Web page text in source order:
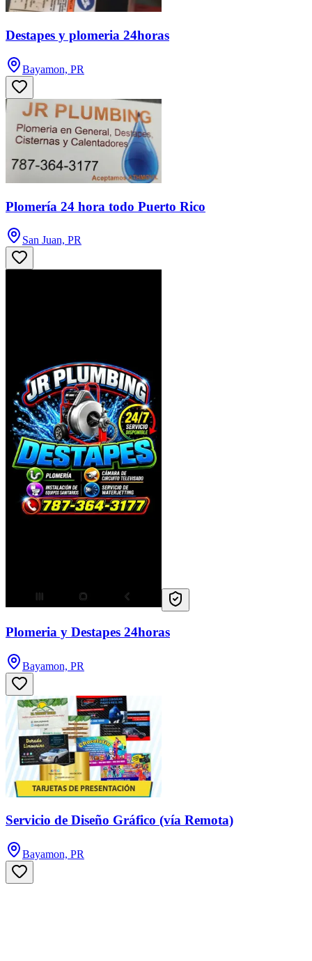
Destapes y plomeria 24horas
Bayamon, PR
Plomería 24 hora todo Puerto Rico
San Juan, PR
Plomeria y Destapes 24horas
Bayamon, PR
Servicio de Diseño Gráfico (vía Remota)
Bayamon, PR